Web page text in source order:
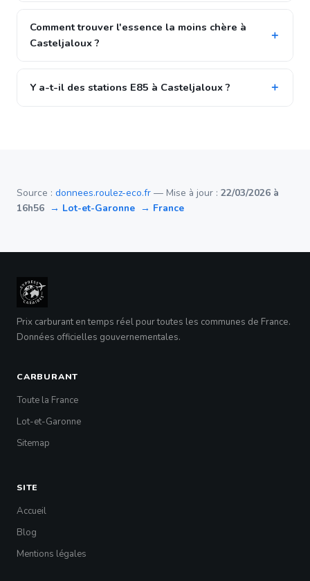
Comment trouver l'essence la moins chère à
Casteljaloux ?
Y a-t-il des stations E85 à Casteljaloux ?
Source : donnees.roulez-eco.fr — Mise à jour : 22/03/2026 à
16h56 → Lot-et-Garonne → France
Prix carburant en temps réel pour toutes les communes de France.
Données officielles gouvernementales.
CARBURANT
Toute la France
Lot-et-Garonne
Sitemap
SITE
Accueil
Blog
Mentions légales